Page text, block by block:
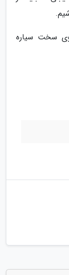
سخت سیاره